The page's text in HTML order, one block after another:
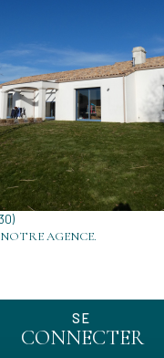
VOIR LE BIEN
AGENCE.
SE
CONNECTER